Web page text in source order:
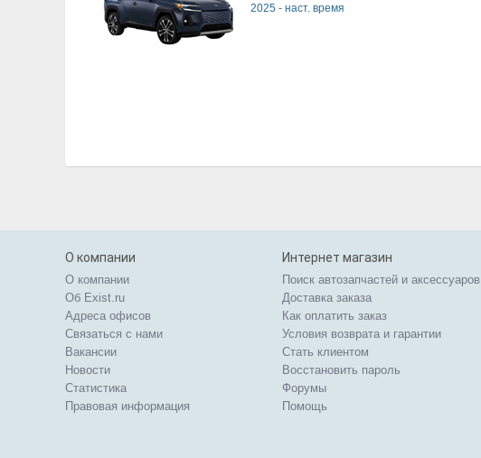
2025 - наст. время
О компании
О компании
Об Exist.ru
Адреса офисов
Связаться с нами
Вакансии
Новости
Статистика
Правовая информация
Интернет магазин
Поиск автозапчастей и аксессуаров
Доставка заказа
Как оплатить заказ
Условия возврата и гарантии
Стать клиентом
Восстановить пароль
Форумы
Помощь